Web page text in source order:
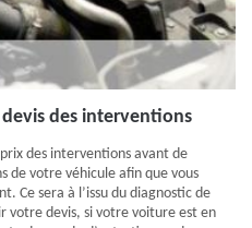
des interventions
des interventions avant de
de votre véhicule afin que vous
Ce sera à l’issu du diagnostic de
votre devis, si votre voiture est en